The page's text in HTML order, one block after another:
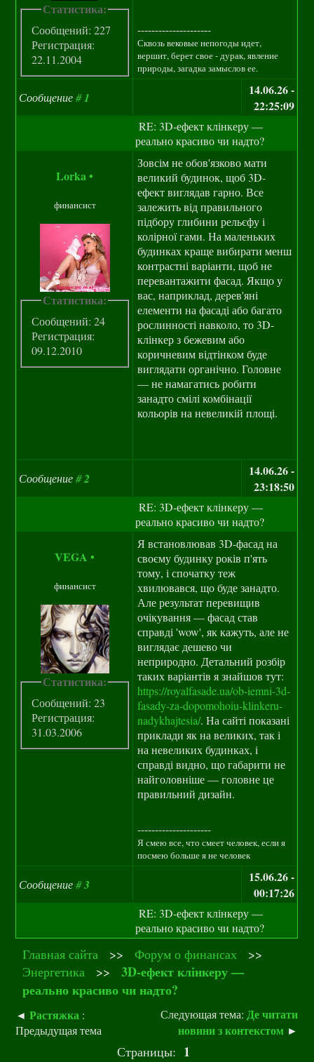
Статистика:
Сообщений: 227
Регистрация:
22.11.2004
---------------------
Сквозь вековые непогоды идет,
вершит, берет свое - дурак, явление
природы, загадка замыслов ее.
Сообщение#1
14.06.26 -
22:25:09
RE: 3D‑ефект клінкеру —
реально красиво чи надто?
Lorka•
финансист
Статистика:
Сообщений: 24
Регистрация:
09.12.2010
Зовсім не обов'язково мати
великий будинок, щоб 3D-
ефект виглядав гарно. Все
залежить від правильного
підбору глибини рельєфу і
колірної гами. На маленьких
будинках краще вибирати менш
контрастні варіанти, щоб не
перевантажити фасад. Якщо у
вас, наприклад, дерев'яні
елементи на фасаді або багато
рослинності навколо, то 3D-
клінкер з бежевим або
коричневим відтінком буде
виглядати органічно. Головне
— не намагатись робити
занадто смілі комбінації
кольорів на невеликій площі.
Сообщение#2
14.06.26 -
23:18:50
RE: 3D‑ефект клінкеру —
реально красиво чи надто?
VEGA •
финансист
Статистика:
Сообщений: 23
Регистрация:
31.03.2006
Я встановлював 3D-фасад на
своєму будинку років п'ять
тому, і спочатку теж
хвилювався, що буде занадто.
Але результат перевищив
очікування — фасад став
справді 'wow', як кажуть, але не
виглядає дешево чи
неприродно. Детальний розбір
таких варіантів я знайшов тут:
https://royalfasade.ua/ob-iemni-3d-
fasady-za-dopomohoiu-klinkeru-
nadykhajtesia/. На сайті показані
приклади як на великих, так і
на невеликих будинках, і
справді видно, що габарити не
найголовніше — головне це
правильний дизайн.
---------------------
Я смею все, что смеет человек, если я
посмею больше я не человек
Сообщение#3
15.06.26 -
00:17:26
RE: 3D‑ефект клінкеру —
реально красиво чи надто?
Главная сайта >>Форум о финансах
>>
Энергетика
>>3D‑ефект клінкеру —
реально красиво чи надто?
◄Растяжка :
Предыдущая тема
Следующая тема: Де читати
новини з контекстом ►
Страницы: 1